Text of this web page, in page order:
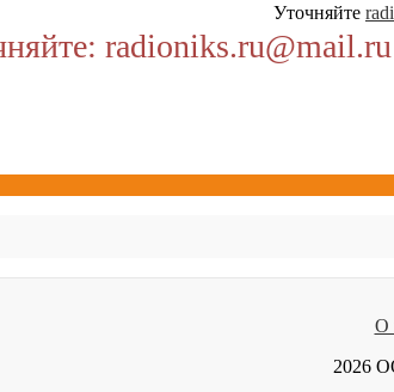
Уточняйте
radioniks.ru@mail.ru
О
2026